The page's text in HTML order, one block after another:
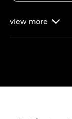
view more 